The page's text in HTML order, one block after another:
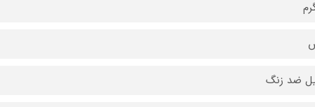
ضد زنگ